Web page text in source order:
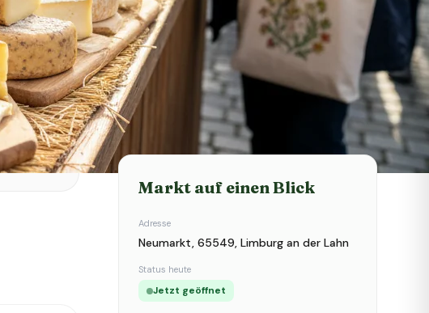
Status heute
Jetzt geöffnet
Markt auf einen Blick
Adresse
Neumarkt, 65549, Limburg an der Lahn
Status heute
Jetzt geöffnet